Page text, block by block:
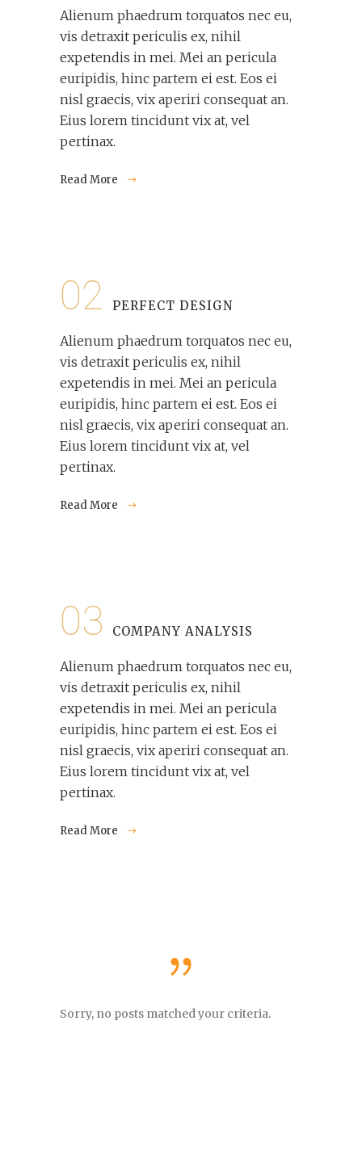
Alienum phaedrum torquatos nec eu,
vis detraxit periculis ex, nihil
expetendis in mei. Mei an pericula
euripidis, hinc partem ei est. Eos ei
nisl graecis, vix aperiri consequat an.
Eius lorem tincidunt vix at, vel
pertinax.
Read More
02 PERFECT DESIGN
Alienum phaedrum torquatos nec eu,
vis detraxit periculis ex, nihil
expetendis in mei. Mei an pericula
euripidis, hinc partem ei est. Eos ei
nisl graecis, vix aperiri consequat an.
Eius lorem tincidunt vix at, vel
pertinax.
Read More
03 COMPANY ANALYSIS
Alienum phaedrum torquatos nec eu,
vis detraxit periculis ex, nihil
expetendis in mei. Mei an pericula
euripidis, hinc partem ei est. Eos ei
nisl graecis, vix aperiri consequat an.
Eius lorem tincidunt vix at, vel
pertinax.
Read More
Sorry, no posts matched your criteria.